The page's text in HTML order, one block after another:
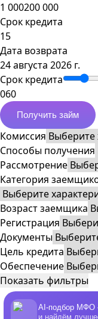
1 000200 000
Срок кредита
Дата возврата
24 августа 2026 г.
Срок кредита
060
Получить займ
Комиссия
Способы получения
Рассмотрение
Категория
Возраст заемщика
Регистрация
Документы
Цель кредита
Обеспечение
Показать фильтры
AI-подбор МФО
и найдём